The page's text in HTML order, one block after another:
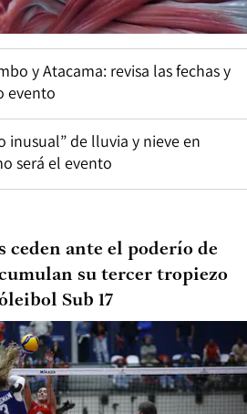
y Atacama: revisa las fechas y
evento
inusual” de lluvia y nieve en
será el evento
ceden ante el poderío de
su tercer tropiezo
Sub 17